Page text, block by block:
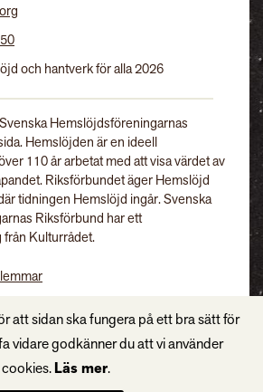
och hantverk för alla 2026
Hemslöjdsföreningarnas
Hemslöjden är en ideell
110 år arbetat med att visa värdet av
Riksförbundet äger Hemslöjd
tidningen Hemslöjd ingår. Svenska
Riksförbund har ett
Kulturrådet.
att sidan ska fungera på ett bra sätt för
vidare godkänner du att vi använder
cookies.Läs mer.